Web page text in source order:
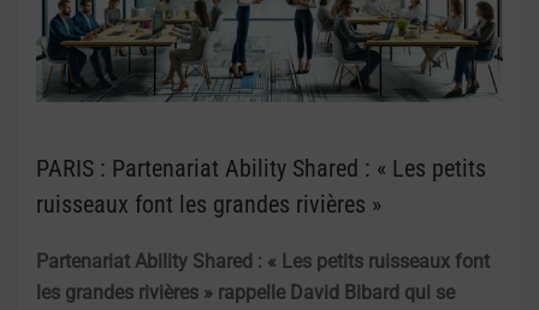
PARIS : Partenariat Ability Shared : « Les petits
ruisseaux font les grandes rivières »
Partenariat Ability Shared : « Les petits ruisseaux font
les grandes rivières » rappelle David Bibard qui se